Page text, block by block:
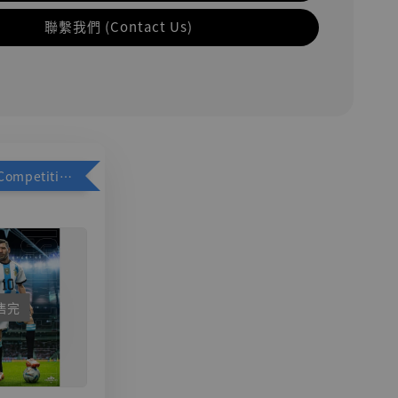
聯繫我們 (Contact Us)
加購優惠【Competitive Toys 梅西 [CM001]】
完